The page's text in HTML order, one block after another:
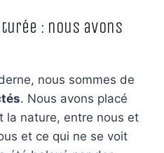
: nous avons
nous sommes de
. Nous avons placé
la nature, entre nous et
et ce qui ne se voit